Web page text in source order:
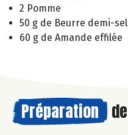
2 Pomme
50 g de Beurre demi-sel
60 g de Amande effilée
Préparation